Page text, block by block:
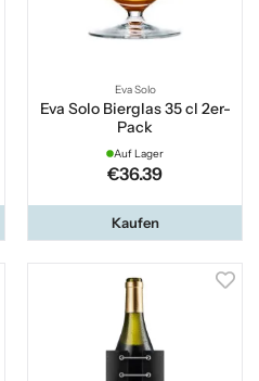
Eva Solo
Eva Solo Bierglas 35 cl 2er-
Pack
Auf Lager
€36.39
Kaufen